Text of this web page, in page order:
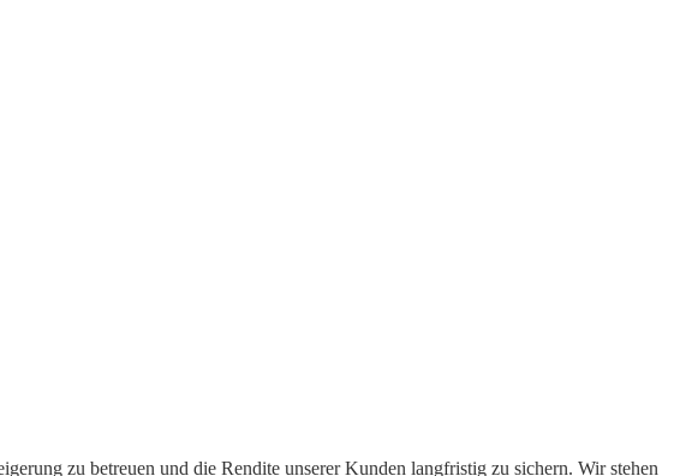
zu betreuen und die Rendite unserer Kunden langfristig zu sichern. Wir stehen